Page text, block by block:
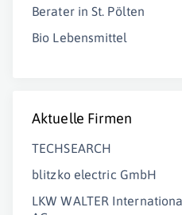
Berater in St. Pölten
Bio Lebensmittel
Aktuelle Firmen
TECHSEARCH
blitzko electric GmbH
LKW WALTER